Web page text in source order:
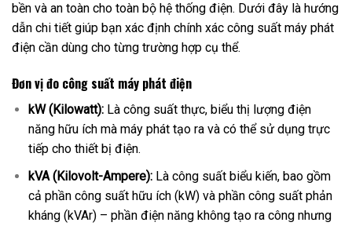
bền và an toàn cho toàn bộ hệ thống điện. Dưới đây là hướng
dẫn chi tiết giúp bạn xác định chính xác công suất máy phát
điện cần dùng cho từng trường hợp cụ thể.
Đơn vị đo công suất máy phát điện
kW (Kilowatt):Là công suất thực, biểu thị lượng điện
năng hữu ích mà máy phát tạo ra và có thể sử dụng trực
tiếp cho thiết bị điện.
kVA (Kilovolt-Ampere):Là công suất biểu kiến, bao gồm
cả phần công suất hữu ích (kW) và phần công suất phản
kháng (kVAr) – phần điện năng không tạo ra công nhưng